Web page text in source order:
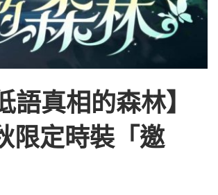
真相的森林】
限定時裝「邀